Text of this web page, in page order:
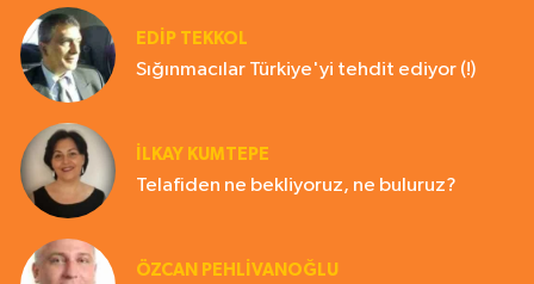
EDIP TEKKOL
Sığınmacılar Türkiye'yi tehdit ediyor (!)
İLKAY KUMTEPE
Telafiden ne bekliyoruz, ne buluruz?
ÖZCAN PEHLİVANOĞLU